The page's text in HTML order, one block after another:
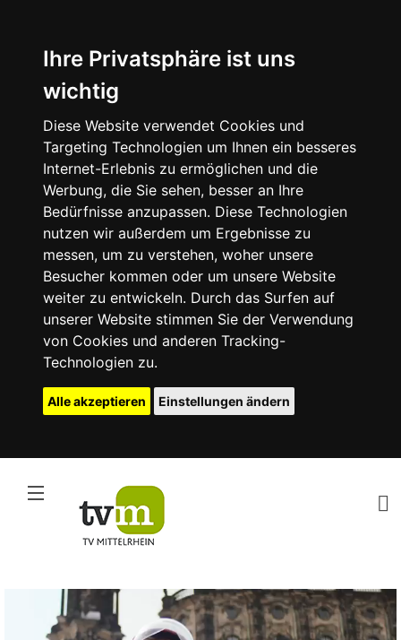
Ihre Privatsphäre ist uns
wichtig
Diese Website verwendet Cookies und
Targeting Technologien um Ihnen ein besseres
Internet-Erlebnis zu ermöglichen und die
Werbung, die Sie sehen, besser an Ihre
Bedürfnisse anzupassen. Diese Technologien
nutzen wir außerdem um Ergebnisse zu
messen, um zu verstehen, woher unsere
Besucher kommen oder um unsere Website
weiter zu entwickeln. Durch das Surfen auf
unserer Website stimmen Sie der Verwendung
von Cookies und anderen Tracking-
Technologien zu.
Alle akzeptieren Einstellungen ändern